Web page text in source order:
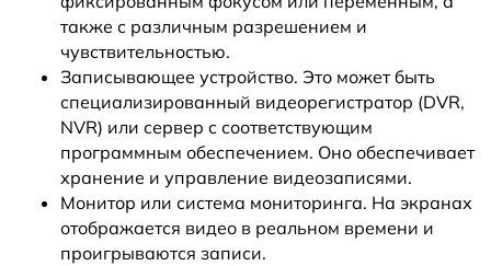
также с различным разрешением и
чувствительностью.
Записывающее устройство. Это может быть
специализированный видеорегистратор (DVR,
NVR) или сервер с соответствующим
программным обеспечением. Оно обеспечивает
хранение и управление видеозаписями.
Монитор или система мониторинга. На экранах
отображается видео в реальном времени и
проигрываются записи.